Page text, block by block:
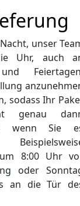
unser
Uhr, auch
sodass Ihr
genau
wenn Sie
8:00 Uhr
oder
an die Tür